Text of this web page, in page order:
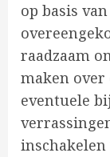
op basis
raadzaam
maken
eventuele
inschakelen